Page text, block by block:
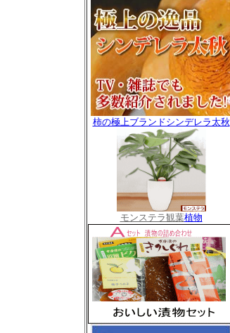
柿の極上ブランドシンデレラ太秋
モンステラ観葉植物